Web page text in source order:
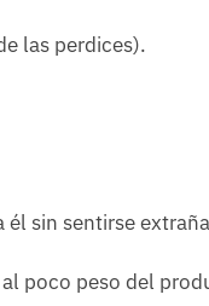
las perdices).
él sin sentirse
poco peso del